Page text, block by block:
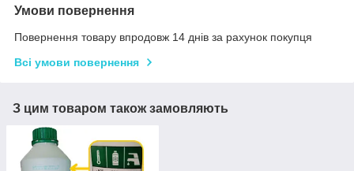
Умови повернення
Повернення товару впродовж 14 днів за рахунок покупця
Всі умови повернення
З цим товаром також замовляють